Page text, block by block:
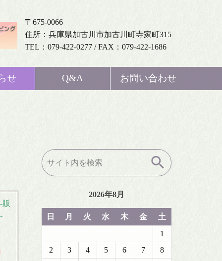
〒675-0066
住所：兵庫県加古川市加古川町寺家町315
TEL：079-422-0277 / FAX：079-422-1686
せ Q&A お問い合わせ
販
検
索:
2026年8月
日 月 火 水 木 金
土
1
2
3 4 5 6 7
8